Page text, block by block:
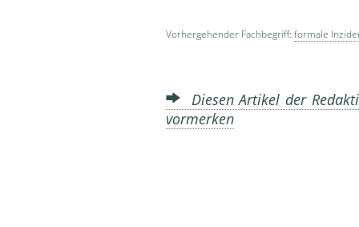
Vorhergehender Fachbegriff: formale
Diesen Artikel der
vormerken